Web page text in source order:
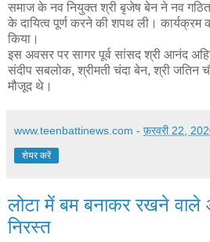
समाज के नव नियुक्त श्री बृजेष बेन ने नव
के दायित्व पूर्ण करने की शपथ ली।
किया।
इस अवसर पर सागर पूर्व सांसद श्री आनंद
संदीप सबलोक, श्रीमती चंदा बेन, श्री जतिन
मौजूद थे।
www.teenbattinews.com - फ़रवरी 22,
शेयर करें
लोटा में बम बनाकर रखने वाले
निरस्त